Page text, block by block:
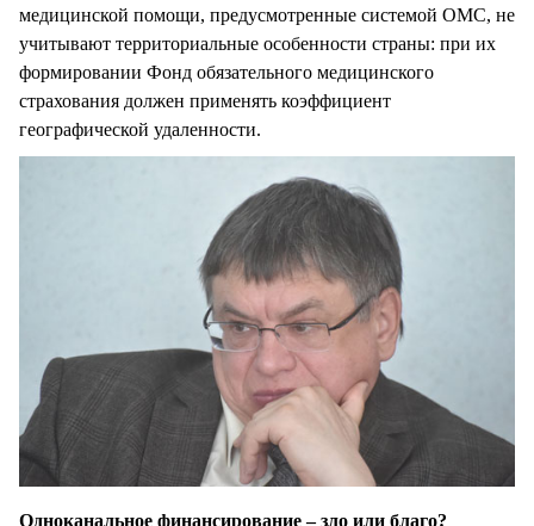
медицинской помощи, предусмотренные системой ОМС, не
учитывают территориальные особенности страны: при их
формировании Фонд обязательного медицинского
страхования должен применять коэффициент
географической удаленности.
Одноканальное финансирование – зло или благо?